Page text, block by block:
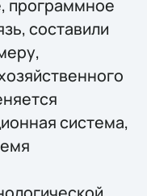
программное
составили
система,